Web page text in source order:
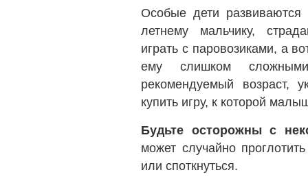
Особые дети развиваются
летнему мальчику,
играть с паровозиками, а
ему слишком
рекомендуемый возраст,
купить игру, к которой
Будьте осторожны с
может случайно
или споткнуться.